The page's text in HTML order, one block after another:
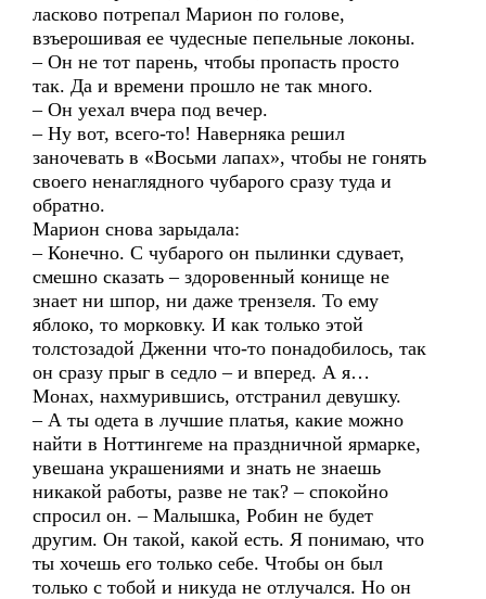
ласково потрепал Марион по голове,
взъерошивая ее чудесные пепельные локоны.
– Он не тот парень, чтобы пропасть просто
так. Да и времени прошло не так много.
– Он уехал вчера под вечер.
– Ну вот, всего-то! Наверняка решил
заночевать в «Восьми лапах», чтобы не гонять
своего ненаглядного чубарого сразу туда и
обратно.
Марион снова зарыдала:
– Конечно. С чубарого он пылинки сдувает,
смешно сказать – здоровенный конище не
знает ни шпор, ни даже трензеля. То ему
яблоко, то морковку. И как только этой
толстозадой Дженни что-то понадобилось, так
он сразу прыг в седло – и вперед. А я…
Монах, нахмурившись, отстранил девушку.
– А ты одета в лучшие платья, какие можно
найти в Ноттингеме на праздничной ярмарке,
увешана украшениями и знать не знаешь
никакой работы, разве не так? – спокойно
спросил он. – Малышка, Робин не будет
другим. Он такой, какой есть. Я понимаю, что
ты хочешь его только себе. Чтобы он был
только с тобой и никуда не отлучался. Но он